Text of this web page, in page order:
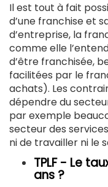
Il est tout à fait
d’une franchise et
d’entreprise, la
comme elle
d’être franchisée,
facilitées par le
achats). Les
dépendre du
par exemple
secteur des
ni de travailler ni le
TPLF - Le
ans ?